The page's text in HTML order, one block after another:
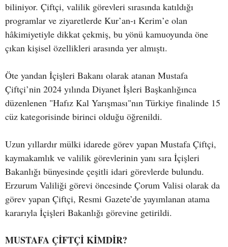
biliniyor. Çiftçi, valilik görevleri sırasında katıldığı
programlar ve ziyaretlerde Kur’an-ı Kerim’e olan
hâkimiyetiyle dikkat çekmiş, bu yönü kamuoyunda öne
çıkan kişisel özellikleri arasında yer almıştı.
Öte yandan İçişleri Bakanı olarak atanan Mustafa
Çiftçi’nin 2024 yılında Diyanet İşleri Başkanlığınca
düzenlenen "Hafız Kal Yarışması"nın Türkiye finalinde 15
cüz kategorisinde birinci olduğu öğrenildi.
Uzun yıllardır mülki idarede görev yapan Mustafa Çiftçi,
kaymakamlık ve valilik görevlerinin yanı sıra İçişleri
Bakanlığı bünyesinde çeşitli idari görevlerde bulundu.
Erzurum Valiliği görevi öncesinde Çorum Valisi olarak da
görev yapan Çiftçi, Resmi Gazete’de yayımlanan atama
kararıyla İçişleri Bakanlığı görevine getirildi.
MUSTAFA ÇİFTÇİ KİMDİR?